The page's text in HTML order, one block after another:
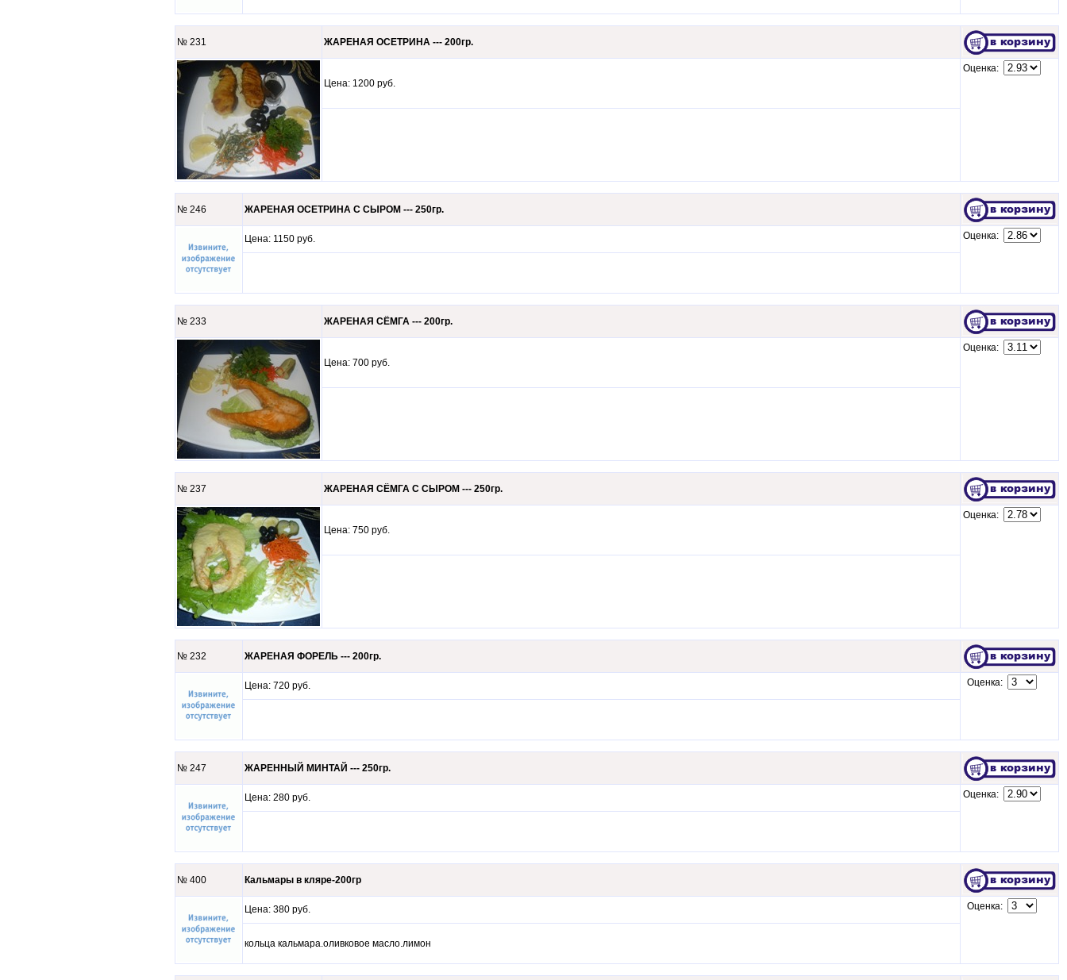
№ 231 ЖАРЕНАЯ ОСЕТРИНА --- 200гр.
Цена: 1200 руб.
Оценка:
№ 246 ЖАРЕНАЯ ОСЕТРИНА С СЫРОМ --- 250гр.
Цена: 1150 руб. Оценка:
№ 233 ЖАРЕНАЯ СЁМГА --- 200гр.
Цена: 700 руб.
Оценка:
№ 237 ЖАРЕНАЯ СЁМГА С СЫРОМ --- 250гр.
Цена: 750 руб.
Оценка:
№ 232 ЖАРЕНАЯ ФОРЕЛЬ --- 200гр.
Цена: 720 руб. Оценка:
№ 247 ЖАРЕННЫЙ МИНТАЙ --- 250гр.
Цена: 280 руб. Оценка:
№ 400 Кальмары в кляре-200гр
Цена: 380 руб. Оценка:
кольца кальмара.оливковое масло.лимон